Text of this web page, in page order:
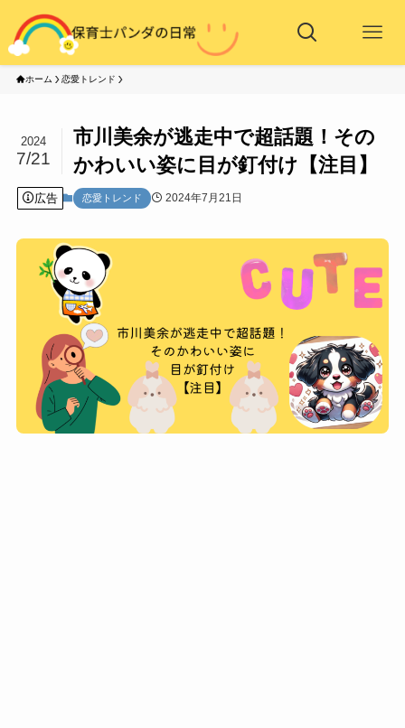
ホーム 恋愛トレンド
市川美余が逃走中で超話題！その
かわいい姿に目が釘付け【注目】
2024
7/21
広告 恋愛トレンド 2024年7月21日